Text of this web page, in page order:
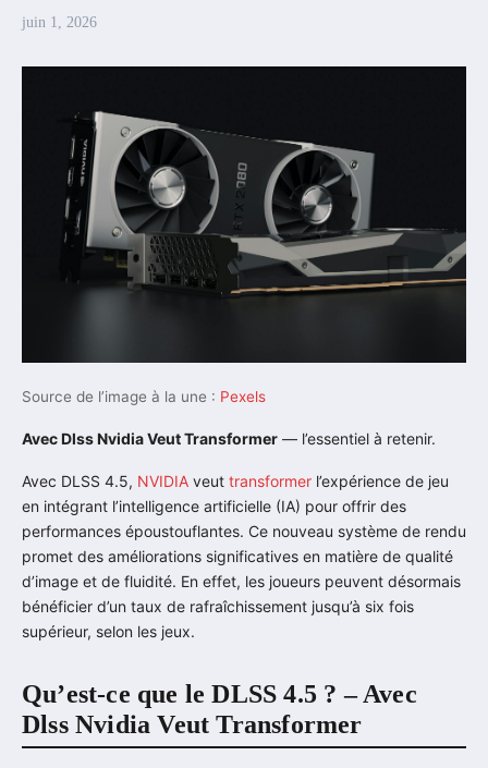
juin 1, 2026
Source de l’image à la une : Pexels
Avec Dlss Nvidia Veut Transformer — l’essentiel à retenir.
Avec DLSS 4.5, NVIDIA veut transformer l’expérience de jeu
en intégrant l’intelligence artificielle (IA) pour offrir des
performances époustouflantes. Ce nouveau système de rendu
promet des améliorations significatives en matière de qualité
d’image et de fluidité. En effet, les joueurs peuvent désormais
bénéficier d’un taux de rafraîchissement jusqu’à six fois
supérieur, selon les jeux.
Qu’est-ce que le DLSS 4.5 ? – Avec
Dlss Nvidia Veut Transformer